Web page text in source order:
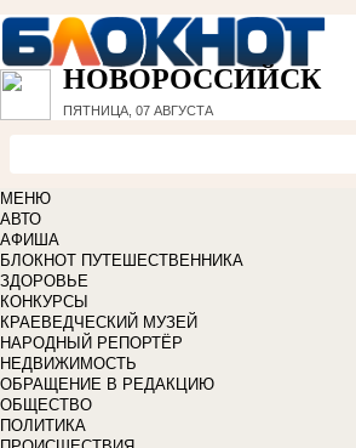
НОВОРОССИЙСК
ПЯТНИЦА, 07 АВГУСТА
МЕНЮ
АВТО
АФИША
БЛОКНОТ ПУТЕШЕСТВЕННИКА
ЗДОРОВЬЕ
КОНКУРСЫ
КРАЕВЕДЧЕСКИЙ МУЗЕЙ
НАРОДНЫЙ РЕПОРТЁР
НЕДВИЖИМОСТЬ
ОБРАЩЕНИЕ В РЕДАКЦИЮ
ОБЩЕСТВО
ПОЛИТИКА